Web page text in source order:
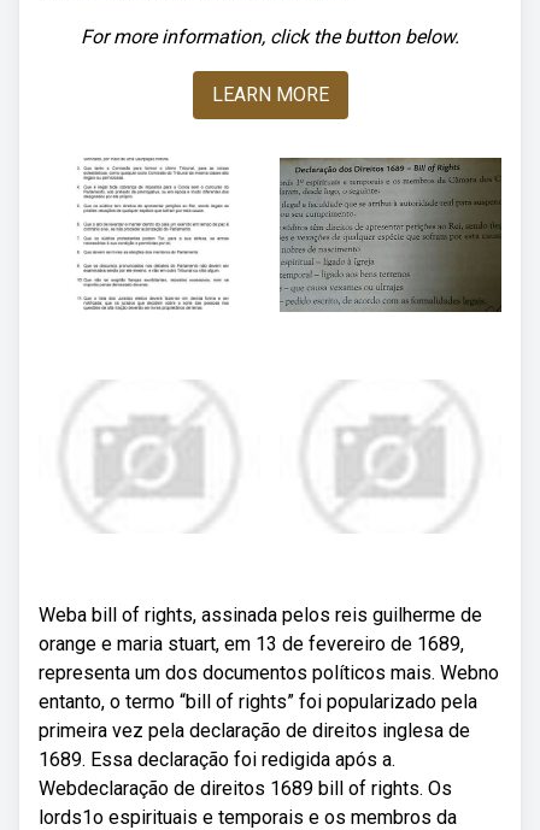
For more information, click the button below.
LEARN MORE
Weba bill of rights, assinada pelos reis guilherme de
orange e maria stuart, em 13 de fevereiro de 1689,
representa um dos documentos políticos mais. Webno
entanto, o termo “bill of rights” foi popularizado pela
primeira vez pela declaração de direitos inglesa de
1689. Essa declaração foi redigida após a.
Webdeclaração de direitos 1689 bill of rights. Os
lords1o espirituais e temporais e os membros da